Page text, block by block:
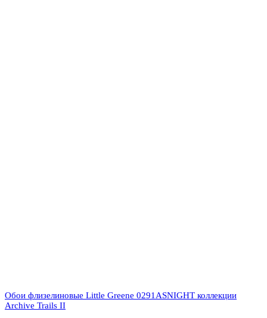
Обои флизелиновые Little Greene 0291ASNIGHT коллекции
Archive Trails II